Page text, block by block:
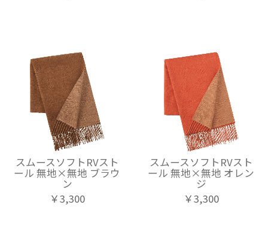
スムースソフトRVスト
ール 無地×無地 ブラウ
ン
￥3,300
スムースソフトRVスト
ール 無地×無地 オレン
ジ
￥3,300